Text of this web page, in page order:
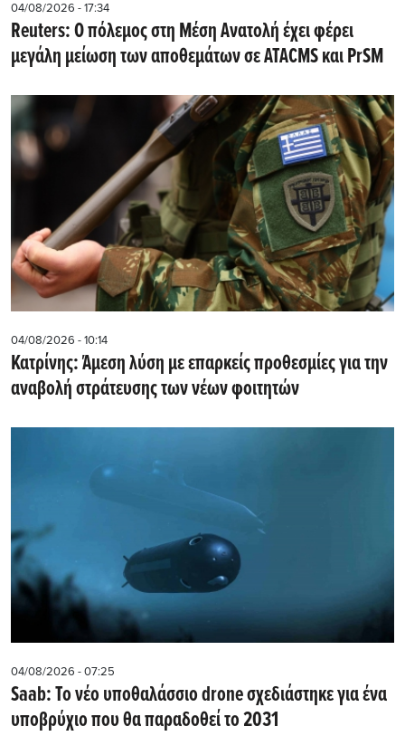
04/08/2026 - 17:34
Reuters: Ο πόλεμος στη Μέση Ανατολή έχει φέρει
μεγάλη μείωση των αποθεμάτων σε ATACMS και PrSM
04/08/2026 - 10:14
Κατρίνης: Άμεση λύση με επαρκείς προθεσμίες για την
αναβολή στράτευσης των νέων φοιτητών
04/08/2026 - 07:25
Saab: Το νέο υποθαλάσσιο drone σχεδιάστηκε για ένα
υποβρύχιο που θα παραδοθεί το 2031